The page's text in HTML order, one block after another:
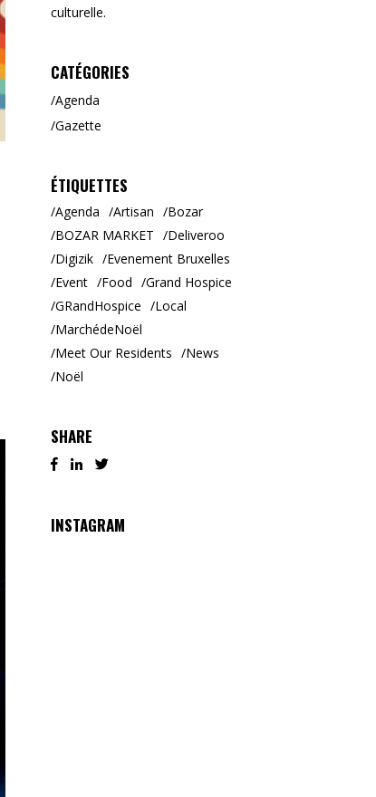
culturelle.
CATÉGORIES
Agenda
Gazette
ÉTIQUETTES
Agenda Artisan
Bozar
BOZAR MARKET
Deliveroo
Digizik
Evenement Bruxelles
Event
Food
Grand Hospice
GRandHospice
Local
MarchédeNoël
Meet Our Residents
News
Noël
SHARE
INSTAGRAM